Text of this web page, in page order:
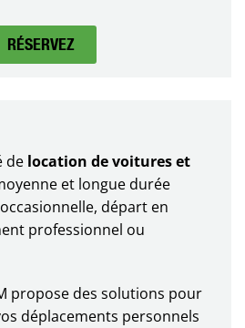
RÉSERVEZ
de location de voitures et
et longue durée
départ en
professionnel ou
propose des solutions pour
déplacements personnels